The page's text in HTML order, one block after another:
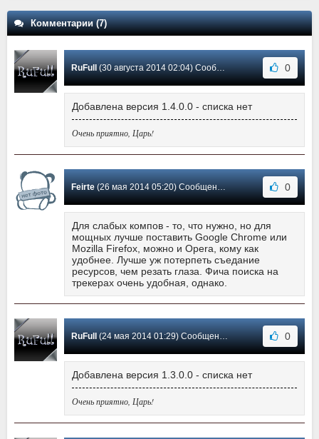
Комментарии (7)
RuFull (30 августа 2014 02:04) Сообщение #7 0
Добавлена версия 1.4.0.0 - списка нет
Очень приятно, Царь!
Feirte(26 мая 2014 05:20) Сообщение #6 0
Для слабых компов - то, что нужно, но для
мощных лучше поставить Google Chrome или
Mozilla Firefox, можно и Opera, кому как
удобнее. Лучше уж потерпеть съедание
ресурсов, чем резать глаза. Фича поиска на
трекерах очень удобная, однако.
RuFull (24 мая 2014 01:29) Сообщение #5 0
Добавлена версия 1.3.0.0 - списка нет
Очень приятно, Царь!